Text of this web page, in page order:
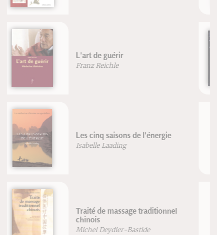
Le Sabre japonais
Gregory Irvine
La structure cachée du réel
Jean-François Froger
Robert Lutz
Méthode d'arts énergétiques
Alain Jacopino